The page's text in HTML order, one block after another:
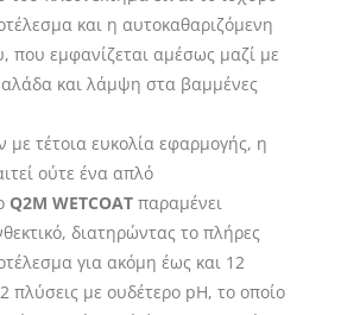
και η αυτοκαθαριζόμενη
που εμφανίζεται αμέσως μαζί με
και λάμψη στα βαμμένες
με τέτοια ευκολία εφαρμογής, η
ούτε ένα απλό
Q2M WETCOAT παραμένει
διατηρώντας το πλήρες
για ακόμη έως και 12
πλύσεις με ουδέτερο pH, το οποίο